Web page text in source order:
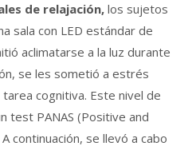
de relajación, los sujetos
sala con LED estándar de
aclimatarse a la luz durante
se les sometió a estrés
cognitiva. Este nivel de
test PANAS (Positive and
continuación, se llevó a cabo